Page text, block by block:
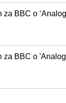
BBC o
za BBC o